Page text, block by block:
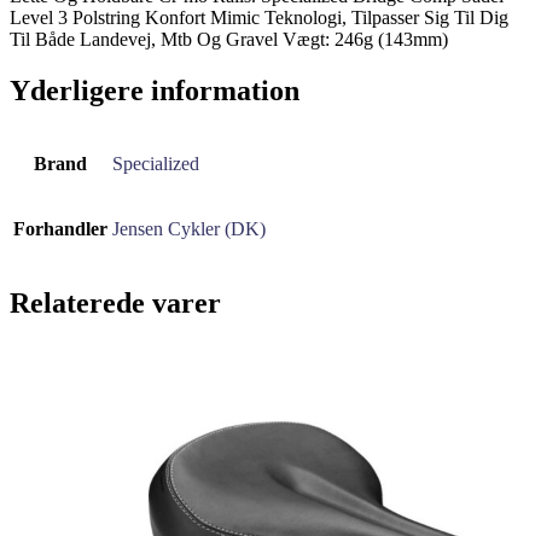
Level 3 Polstring Konfort Mimic Teknologi, Tilpasser Sig Til Dig
Til Både Landevej, Mtb Og Gravel Vægt: 246g (143mm)
Yderligere information
Brand Specialized
Forhandler Jensen Cykler (DK)
Relaterede varer